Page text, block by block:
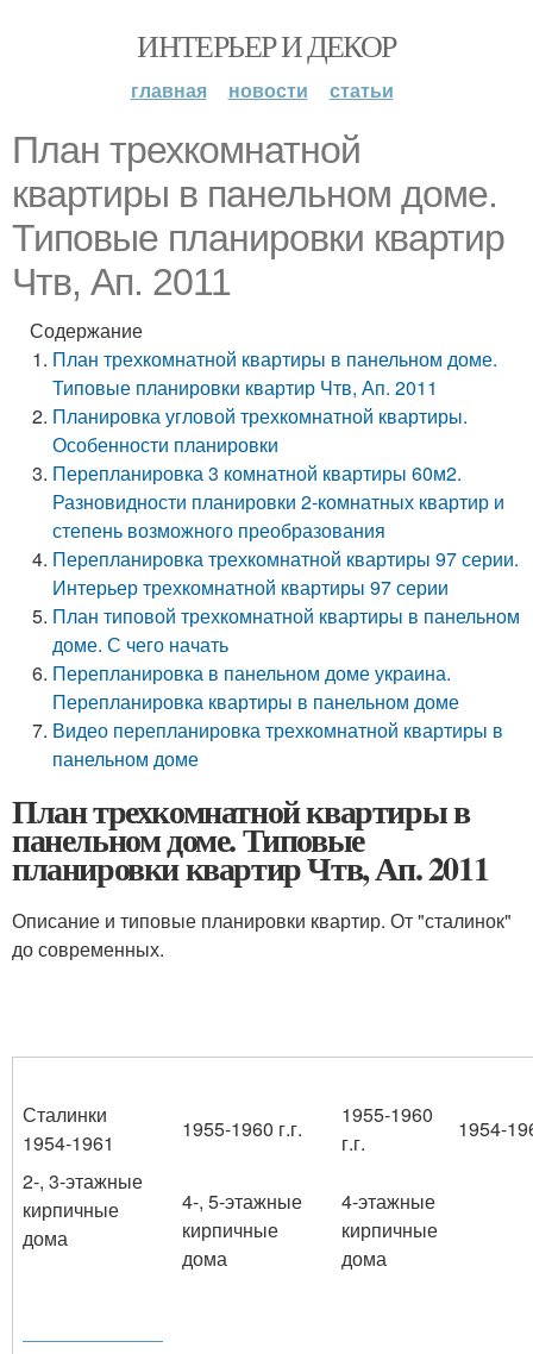
ИНТЕРЬЕР И ДЕКОР
главная новости статьи
План трехкомнатной
квартиры в панельном доме.
Типовые планировки квартир
Чтв, Ап. 2011
Содержание
План трехкомнатной квартиры в панельном доме.
Типовые планировки квартир Чтв, Ап. 2011
Планировка угловой трехкомнатной квартиры.
Особенности планировки
Перепланировка 3 комнатной квартиры 60м2.
Разновидности планировки 2-комнатных квартир и
степень возможного преобразования
Перепланировка трехкомнатной квартиры 97 серии.
Интерьер трехкомнатной квартиры 97 серии
План типовой трехкомнатной квартиры в панельном
доме. С чего начать
Перепланировка в панельном доме украина.
Перепланировка квартиры в панельном доме
Видео перепланировка трехкомнатной квартиры в
панельном доме
План трехкомнатной квартиры в
панельном доме. Типовые
планировки квартир Чтв, Ап. 2011
Описание и типовые планировки квартир. От "сталинок"
до современных.
Сталинки
1954-1961
1955-1960 г.г.
1955-1960
г.г.
1954-
2-, 3-этажные
кирпичные
дома
4-, 5-этажные
кирпичные
дома
4-этажные
кирпичные
дома